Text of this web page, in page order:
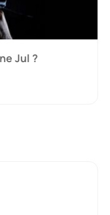
Jul ?